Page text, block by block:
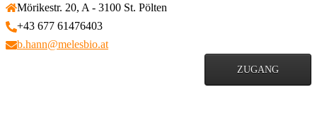
Mörikestr. 20, A - 3100 St. Pölten
+43 677 61476403
b.hann@melesbio.at
ZUGANG